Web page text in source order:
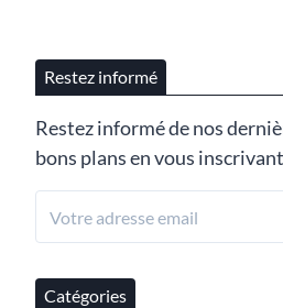
Restez informé
Restez informé de nos
bons plans en vous
Catégories